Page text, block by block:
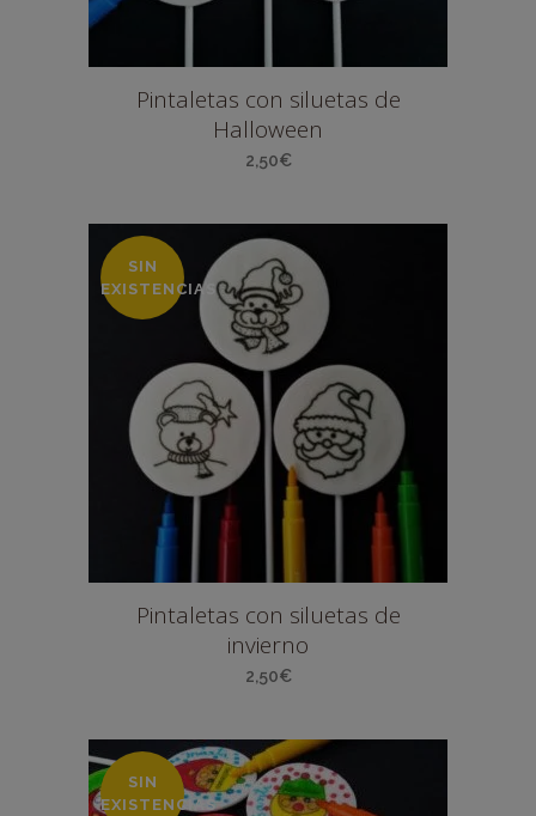
Pintaletas con siluetas de
Halloween
2,50€
SIN
EXISTENCIAS
Pintaletas con siluetas de
invierno
2,50€
SIN
EXISTENCIAS